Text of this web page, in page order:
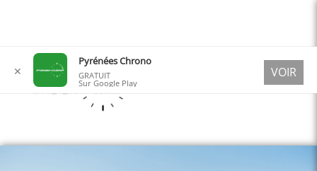
contenu
✕
Pyrénées Chrono
GRATUIT
Sur Google Play
VOIR